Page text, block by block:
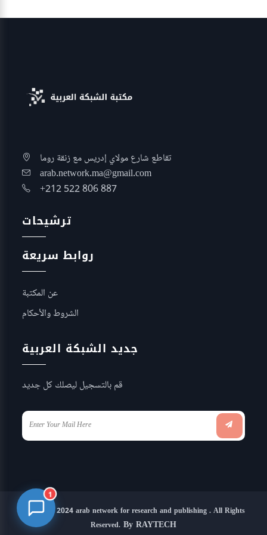
تقاطع شارع مولاي إدريس مع زنقة روما
arab.network.ma@gmail.com
+212 522 806 887
ترشيحات
روابط سريعة
عن المكتبة
الشروط والأحكام
جديد الشبكة العربية
قم بالتسجيل ليصلك كل جديد
Copyright 2024 arab network for research and publishing . All Rights
Reserved. By RAYTECH
1